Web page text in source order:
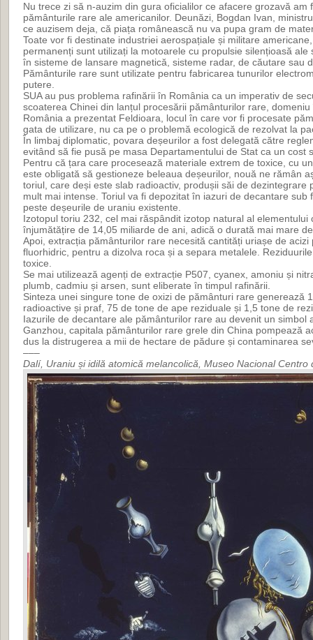
Nu trece zi să n-auzim din gura oficialilor ce afacere grozavă am
pământurile rare ale americanilor. Deunăzi, Bogdan Ivan,
ce auzisem deja, că piața românească nu va pupa gram de
Toate vor fi destinate industriei aerospațiale și militare
permanenți sunt utilizați la motoarele cu propulsie silențioasă ale
în sisteme de lansare magnetică, sisteme radar, de căutare sau
Pământurile rare sunt utilizate pentru fabricarea tunurilor
putere.
SUA au pus problema rafinării în România ca un imperativ de
scoaterea Chinei din lanțul procesării pământurilor rare,
România a prezentat Feldioara, locul în care vor fi procesate
gata de utilizare, nu ca pe o problemă ecologică de rezolvat la
În limbaj diplomatic, povara deșeurilor a fost delegată către
evitând să fie pusă pe masa Departamentului de Stat ca un cost
Pentru că țara care procesează materiale extrem de toxice, cu
este obligată să gestioneze beleaua deșeurilor, nouă ne rămân
toriul, care deși este slab radioactiv, produșii săi de dezintegrare
mult mai intense. Toriul va fi depozitat în iazuri de decantare sub
peste deșeurile de uraniu existente.
Izotopul toriu 232, cel mai răspândit izotop natural al elementului
înjumătățire de 14,05 miliarde de ani, adică o durată mai mare
Apoi, extracția pământurilor rare necesită cantități uriașe de
fluorhidric, pentru a dizolva roca și a separa metalele.
toxice.
Se mai utilizează agenți de extracție P507, cyanex, amoniu și
plumb, cadmiu și arsen, sunt eliberate în timpul rafinării.
Sinteza unei singure tone de oxizi de pământuri rare generează
radioactive și praf, 75 de tone de ape reziduale și 1,5 tone de
Iazurile de decantare ale pământurilor rare au devenit un simbol
Ganzhou, capitala pământurilor rare grele din China pompează
dus la distrugerea a mii de hectare de pădure și contaminarea
–––
Dalí, Uraniu și idilă atomică melancolică, Museo Nacional Centro